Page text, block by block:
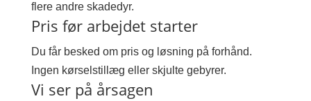
flere andre skadedyr.
Pris før arbejdet starter
Du får besked om pris og løsning på forhånd.
Ingen kørselstillæg eller skjulte gebyrer.
Vi ser på årsagen